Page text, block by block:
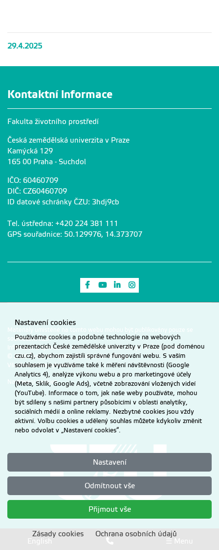
29.4.2025
Kontaktní informace
Fakulta životního prostředí
Česká zemědělská univerzita v Praze
Kamýcká 129
165 00 Praha - Suchdol
IČO: 60460709
DIČ: CZ60460709
ID datové schránky ČZU: 3hdj9cb
Tel. ústředna: +420 224 381 111
GPS souřadnice: 50.129976, 14.373707
Odkaz na Facebook
Odkaz na Youtube
Odkaz na LinkedIn
Materiály umístěné na tomto webu mohou být publikovány pouze se
souhlasem ČZU.
Informace o zpracování a ochraně osobních údajů na ČZU v Praze.
© 2026 Česká zemědělská univerzita v Praze
Všechna práva vyhrazena
Nastavení cookies
English ☰ Menu
Nastavení cookies
Používáme cookies a podobné technologie na webových
prezentacích České zemědělské univerzity v Praze (pod doménou
czu.cz), abychom zajistili správné fungování webu. S vaším
souhlasem je využíváme také k měření návštěvnosti (Google
Analytics 4), analýze výkonu webu a pro marketingové účely
(Meta, Sklik, Google Ads), včetně zobrazování vložených videí
(YouTube). Informace o tom, jak naše weby používáte, mohou
být sdíleny s našimi partnery působícími v oblasti analytiky,
sociálních médií a online reklamy. Nezbytné cookies jsou vždy
aktivní. Volbu cookies a udělený souhlas můžete kdykoliv změnit
nebo odvolat v „Nastavení cookies“.
Nastavení
Odmítnout vše
Přijmout vše
Zásady cookies Ochrana osobních údajů